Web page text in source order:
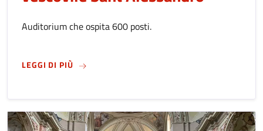
Auditorium che ospita 600 posti.
LEGGI DI PIÙSUAUDITORIUM DEL COLLEGIO VESCOVILE